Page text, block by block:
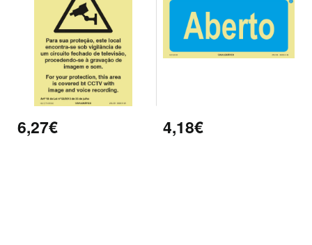
6,27€ 4,18€